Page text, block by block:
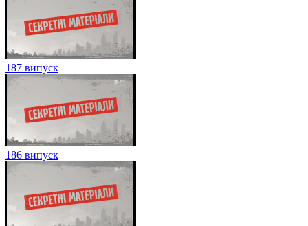
187 випуск
186 випуск